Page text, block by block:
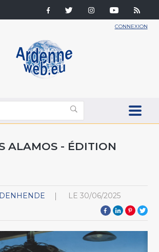
CONNEXION
ALAMOS - ÉDITION
LE 30/06/2025